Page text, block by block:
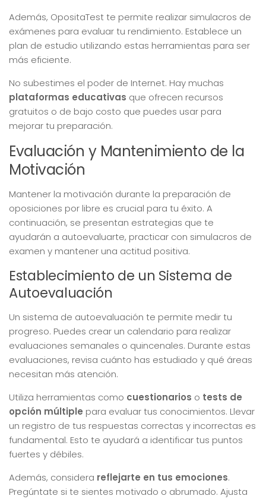
Además, OpositaTest te permite realizar simulacros de
exámenes para evaluar tu rendimiento. Establece un
plan de estudio utilizando estas herramientas para ser
más eficiente.
No subestimes el poder de Internet. Hay muchas
plataformas educativas que ofrecen recursos
gratuitos o de bajo costo que puedes usar para
mejorar tu preparación.
Evaluación y Mantenimiento de la
Motivación
Mantener la motivación durante la preparación de
oposiciones por libre es crucial para tu éxito. A
continuación, se presentan estrategias que te
ayudarán a autoevaluarte, practicar con simulacros de
examen y mantener una actitud positiva.
Establecimiento de un Sistema de
Autoevaluación
Un sistema de autoevaluación te permite medir tu
progreso. Puedes crear un calendario para realizar
evaluaciones semanales o quincenales. Durante estas
evaluaciones, revisa cuánto has estudiado y qué áreas
necesitan más atención.
Utiliza herramientas como cuestionarios o tests de
opción múltiple para evaluar tus conocimientos. Llevar
un registro de tus respuestas correctas y incorrectas es
fundamental. Esto te ayudará a identificar tus puntos
fuertes y débiles.
Además, considera reflejarte en tus emociones.
Pregúntate si te sientes motivado o abrumado. Ajusta